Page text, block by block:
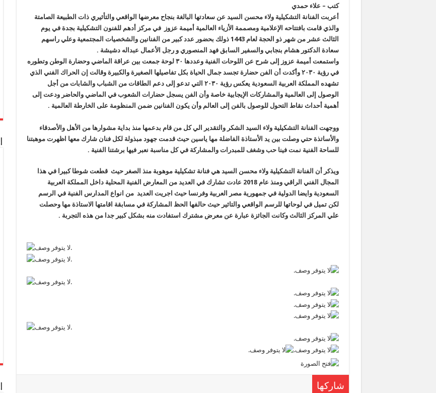
ولاء
السيد
”
تعرب
عن
سعادتها
بنجاح
معرضها
الواقعي
مغلقة
كتب – علاء حمدي
أعربت الفنانة التشكيلية ولاء محسن السيد عن سعادتها البالغة بنجاح معرضها الواقعي والتأثيري ذات الطبيعة الصامتة
والذي قامت بافتتاحه الإعلامية ومصممة الأزياء العالمية أميمة عزوز في مركز أدهم للفنون التشكيلية بجدة في يوم
الثالث عشر من شهر ذو الحجة لعام 1443 ذولك بحضور عدد كبير من الفنانين والشخصيات المجتمعية وعلي راسهم
سعادة الدكتور هشام بنجابي والسفير السابق فهد المنصوري و رجل الأعمال عبداله دشيشة .
واستمعت أميمة عزوز إلى شرح عن اللوحات الفنية وعددها ٣٠ لوحة جمعت بين عراقة الماضي وحضارة الوطن وتطوره
في رؤية ٢٠٣٠
وأكدت أن الفن حضارة تجسد جمال الحياة بكل تفاصيلها الصغيرة والكبيرةوقالت إن الحراك الفني الذي
تشهده المملكة العربية السعودية يعكس رؤية ٢٠٣٠ التي تدعو إلى دعم الطاقات من الشباب والشابات من أجل
الوصول إلى العالمية والمشاركات الإيجابية خاصة وأن الفن يسجل حضارات الشعوب في الماضي والحاضرودعت إلى
أهمية أحداث نقاط التحول للوصول بالفن إلى العالم وأن يكون الفنانين ضمن المنظومة على الخارطة العالمية .
ووجهت الفنانة التشكيلية ولاء السيد الشكر والتقدير الي كل من قام بدعمها منذ بداية مشوارها من الأهل والأصدقاء
والأساتذة حتي وصلت بين يد الأستاذة الفاضلة مها ياسين حيث قدمت جهود مبذولة لكل فنان شارك معها اظهرت موهبتنا
للساحة الفنية نمت فينا حب وشغفللمبدراتوالمشاركة في كل مناسبة نعبر فيها برشتنا الفنية .
ويذكر أن الفنانة التشكيلية ولاء محسن السيد هي فنانة تشكيلية موهوبة منذ الصغر حيث قطعت شوطا كبيرا في هذا
المجال الفني الراقي ومنذ عام 2018 عادت تشارك في العديد من المعارض الفنية المحلية داخل المملكة العربية
السعودية وايضا الدولية في جمهورية مصر العربية وفرنسا حيث اجريت العديد من انواع المدارس الفنية في الرسم
لكن تميل في لوحاتها للرسم الواقعي والتاثير حيث حالفها الحظ المشاركة في مسابقة اقامتها الاستاذة مها وحصلت
علي المركز الثالث وكانت الجائزة عبارة عن معرض مشترك استفادت منه بشكل كبير جدا من هذه التجربة .
شاركها